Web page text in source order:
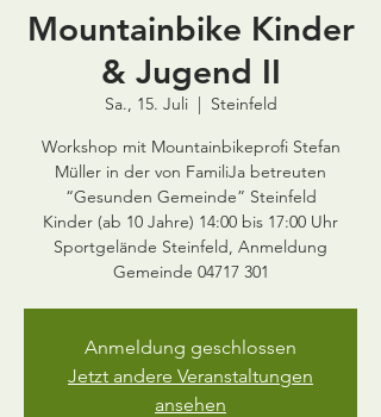
Mountainbike Kinder
& Jugend II
Sa., 15. Juli
  |
Steinfeld
Workshop mit Mountainbikeprofi Stefan
Müller in der von FamiliJa betreuten
“Gesunden Gemeinde” Steinfeld
Kinder (ab 10 Jahre) 14:00 bis 17:00 Uhr
Sportgelände Steinfeld, Anmeldung
Gemeinde 04717 301
Anmeldung geschlossen
Jetzt andere Veranstaltungen
ansehen